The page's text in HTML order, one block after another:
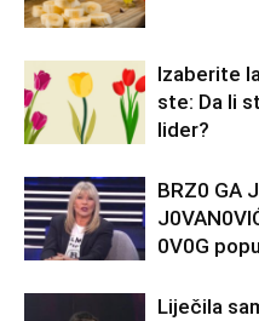
Izaberite
ste: Da li
lider?
BRZ0 GA
0V0G
Liječila